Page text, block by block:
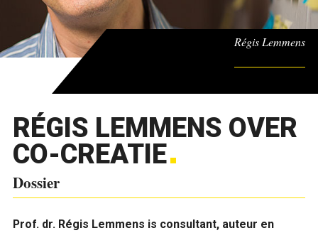
Régis Lemmens
RÉGIS LEMMENS OVER
CO-CREATIE
Dossier
Prof. dr. Régis Lemmens is consultant, auteur en